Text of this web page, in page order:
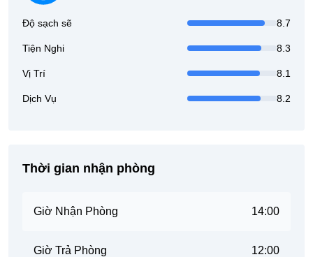
Độ sạch sẽ 8.7
Tiện Nghi 8.3
Vị Trí 8.1
Dịch Vụ 8.2
Thời gian nhận phòng
Giờ Nhận Phòng 14:00
Giờ Trả Phòng 12:00